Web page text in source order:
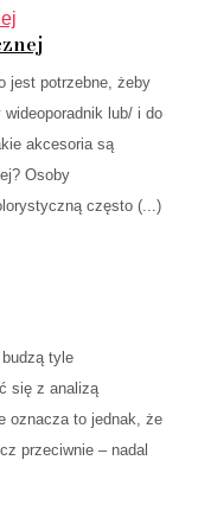
jest potrzebne, żeby
lub/ i do
akcesoria są
Osoby
często (...)
tyle
się z analizą
oznacza to jednak, że
przeciwnie – nadal